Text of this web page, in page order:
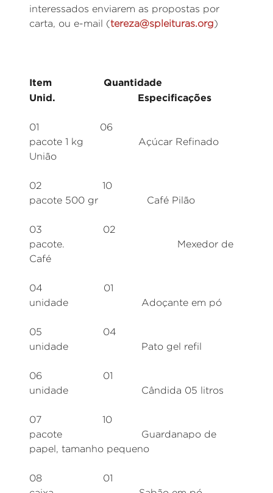
interessados enviarem as propostas por
carta, ou e-mail (tereza@spleituras.org)
Item Quantidade
Unid. Especificações
01 06
pacote 1 kg Açúcar Refinado
União
02 10
pacote 500 gr Café Pilão
03 02
pacote. Mexedor de
Café
04 01
unidade Adoçante em pó
05 04
unidade Pato gel refil
06 01
unidade Cândida 05 litros
07 10
pacote Guardanapo de
papel, tamanho pequeno
08 01